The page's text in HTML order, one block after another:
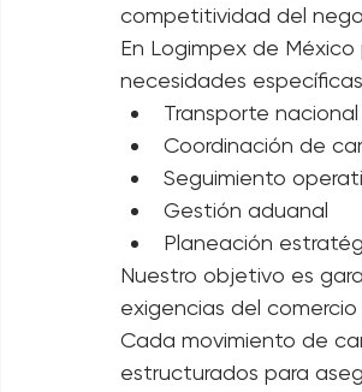
Las empresas
tiempos de entrega,
eficiente no solo
competitividad del
En Logimpex de
necesidades
Transporte nacional
Coordinación de
Seguimiento
Gestión aduanal
Planeación
Nuestro objetivo es